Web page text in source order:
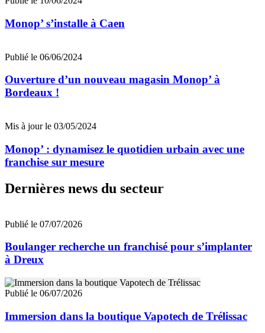
Monop’ s’installe à Caen
Publié le 06/06/2024
Ouverture d’un nouveau magasin Monop’ à
Bordeaux !
Mis à jour le 03/05/2024
Monop’ : dynamisez le quotidien urbain avec une
franchise sur mesure
Dernières news du secteur
Publié le 07/07/2026
Boulanger recherche un franchisé pour s’implanter
à Dreux
Publié le 06/07/2026
Immersion dans la boutique Vapotech de Trélissac